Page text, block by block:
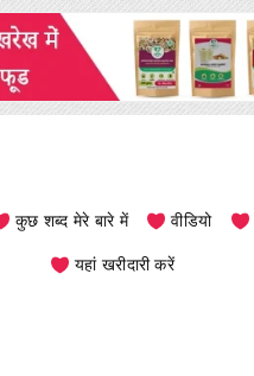
कुछ शब्द मेरे बारे में वीडियो
यहां खरीदारी करें